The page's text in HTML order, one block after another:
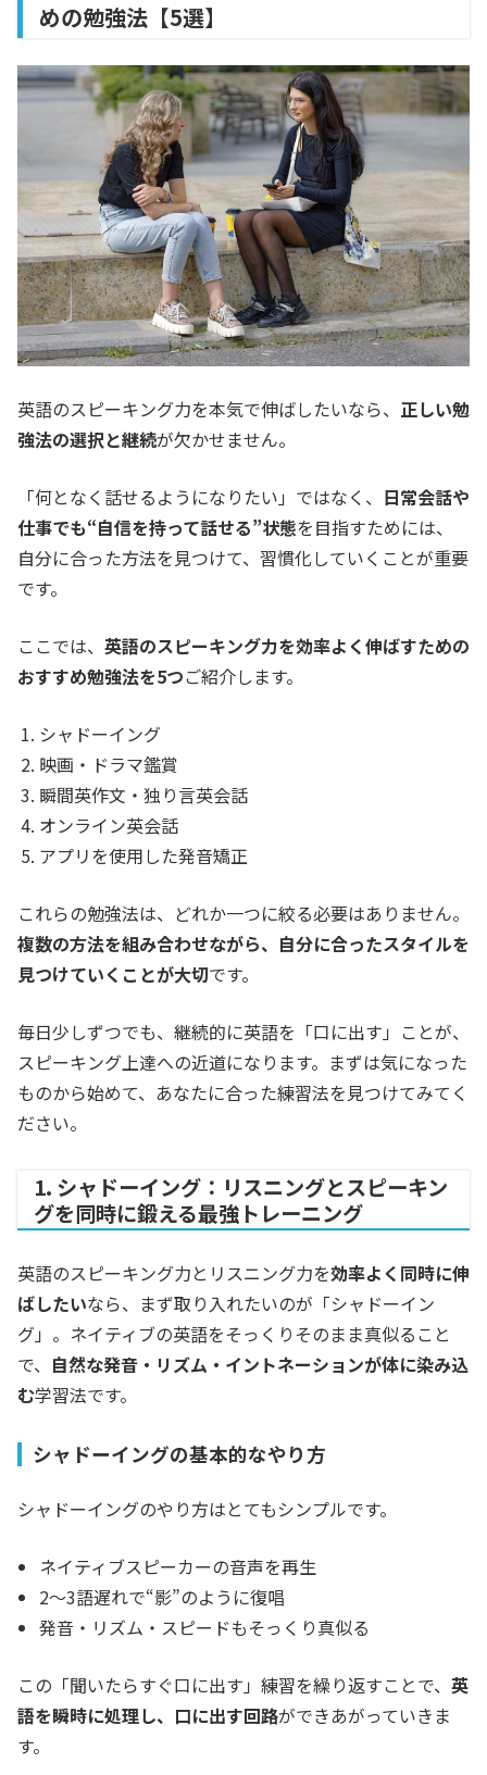
めの勉強法【5選】
英語のスピーキング力を本気で伸ばしたいなら、 正しい勉
強法の選択と継続が欠かせません。
「何となく話せるようになりたい」ではなく、 日常会話や
仕事でも“自信を持って話せる”状態を目指すためには、
自分に合った方法を見つけて、習慣化していくことが重要
です。
ここでは、 英語のスピーキング力を効率よく伸ばすための
おすすめ勉強法を5つご紹介します。
シャドーイング
映画・ドラマ鑑賞
瞬間英作文・独り言英会話
オンライン英会話
アプリを使用した発音矯正
これらの勉強法は、どれか一つに絞る必要はありません。
複数の方法を組み合わせながら、自分に合ったスタイルを
見つけていくことが大切です。
毎日少しずつでも、継続的に英語を「口に出す」ことが、
スピーキング上達への近道になります。まずは気になった
ものから始めて、あなたに合った練習法を見つけてみてく
ださい。
1. シャドーイング：リスニングとスピーキン
グを同時に鍛える最強トレーニング
英語のスピーキング力とリスニング力を効率よく同時に伸
ばしたいなら、まず取り入れたいのが「シャドーイン
グ」。ネイティブの英語をそっくりそのまま真似ること
で、 自然な発音・リズム・イントネーションが体に染み込
む学習法です。
シャドーイングの基本的なやり方
シャドーイングのやり方はとてもシンプルです。
ネイティブスピーカーの音声を再生
2～3語遅れで“影”のように復唱
発音・リズム・スピードもそっくり真似る
この「聞いたらすぐ口に出す」練習を繰り返すことで、 英
語を瞬時に処理し、口に出す回路ができあがっていきま
す。